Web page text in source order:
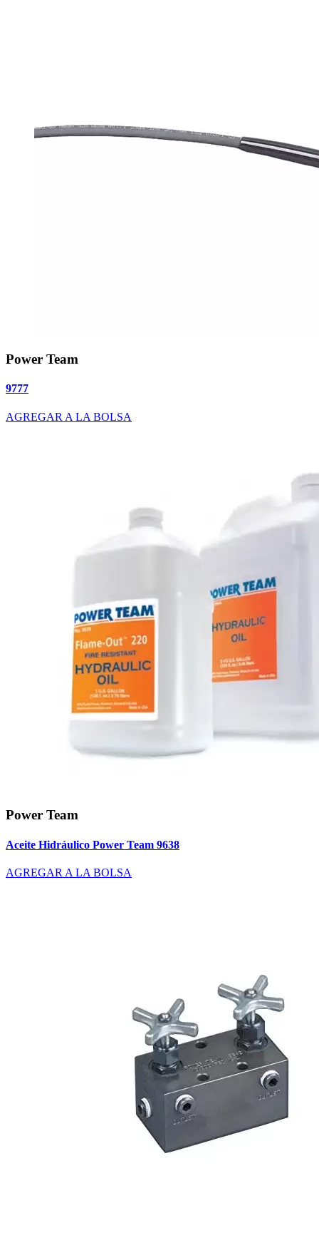
Power Team
9777
AGREGAR A LA BOLSA
Power Team
Aceite Hidráulico Power Team 9638
AGREGAR A LA BOLSA